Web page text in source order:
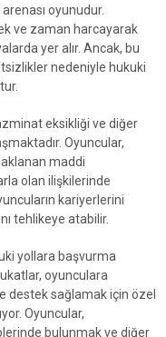
oyunudur.
ve zaman harcayarak
yer alır. Ancak, bu
nedeniyle hukuki
eksikliği ve diğer
Oyuncular,
maddi
olan ilişkilerinde
kariyerlerini
tehlikeye atabilir.
yollara başvurma
oyunculara
destek sağlamak için özel
Oyuncular,
bulunmak ve diğer